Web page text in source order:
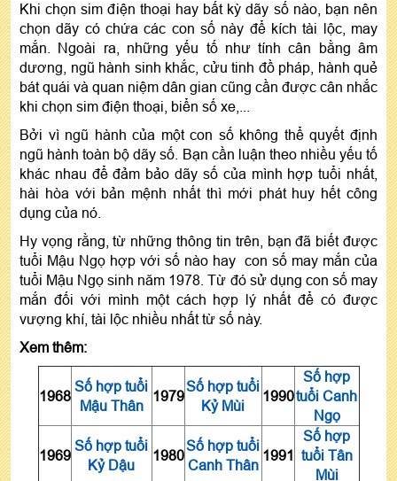
Khi chọn sim điện thoại hay bất kỳ dãy số nào, bạn nên
chọn dãy có chứa các con số này để kích tài lộc, may
mắn. Ngoài ra, những yếu tố như tính cân bằng âm
dương, ngũ hành sinh khắc, cửu tinh đồ pháp, hành quẻ
bát quái và quan niệm dân gian cũng cần được cân nhắc
khi chọn sim điện thoại, biển số xe,...
Bởi vì ngũ hành của một con số không thể quyết định
ngũ hành toàn bộ dãy số. Bạn cần luận theo nhiều yếu tố
khác nhau để đảm bảo dãy số của mình hợp tuổi nhất,
hài hòa với bản mệnh nhất thì mới phát huy hết công
dụng của nó.
Hy vọng rằng, từ những thông tin trên, bạn đã biết được
tuổi Mậu Ngọ hợp với số nào hay con số may mắn của
tuổi Mậu Ngọ sinh năm 1978. Từ đó sử dụng con số may
mắn đối với mình một cách hợp lý nhất để có được
vượng khí, tài lộc nhiều nhất từ số này.
Xem thêm:
1968
Số hợp tuổi
Mậu Thân
1979
Số hợp tuổi
Kỷ Mùi
1990
Số hợp
tuổi Canh
Ngọ
1969
Số hợp tuổi
Kỷ Dậu
1980
Số hợp tuổi
Canh Thân
1991
Số hợp
tuổi Tân
Mùi